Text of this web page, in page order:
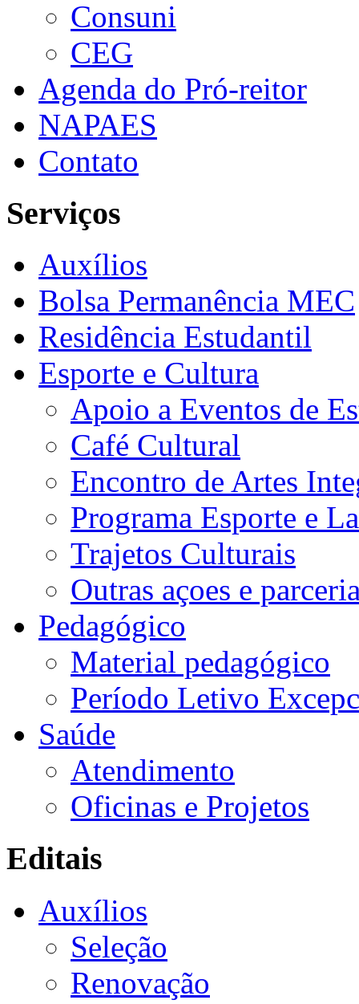
Consuni
CEG
Agenda do Pró-reitor
NAPAES
Contato
Serviços
Auxílios
Bolsa Permanência MEC
Residência Estudantil
Esporte e Cultura
Apoio a Eventos de
Café Cultural
Encontro de Artes
Programa Esporte e
Trajetos Culturais
Outras açoes e
Pedagógico
Material pedagógico
Período Letivo
Saúde
Atendimento
Oficinas e Projetos
Editais
Auxílios
Seleção
Renovação